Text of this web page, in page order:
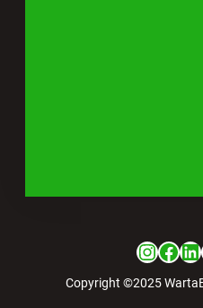
Copyright ©2025